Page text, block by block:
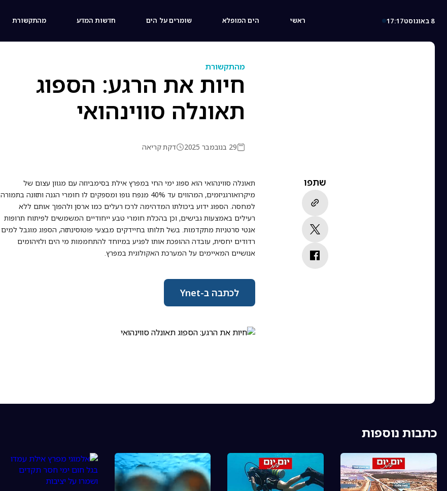
8 באוגוסט 17:17 ראשי הים המופלא שומרים על הים חדשות המדע מהתקשורת
מהתקשורת
חיות את הרגע: הספוג
תאונלה סווינהואי
29 בנובמבר 2025 דקת קריאה
שתפו
תאונלה סווינהואי הוא ספוג ימי החי במפרץ אילת בסימביוזה עם מגוון עצום של
מיקרואורגניזמים, המהווים עד 40% מנפח גופו ומספקים לו חומרי הגנה ותזונה בתמורה
למחסה. הספוג ידוע ביכולתו המדהימה לרכז רעלים כמו ארסן ולהפוך אותם ללא
רעילים באמצעות גבישים, וכן בהכלת חומרי טבע ייחודיים המשמשים לפיתוח תרופות
אנטי סרטניות מתקדמות. בשל תלותו בחיידקים מבצעי פוטוסינתזה, הספוג מוגבל למים
רדודים יחסית, עובדה ההופכת אותו לפגיע במיוחד להתחממות מי הים ולזיהומים
אנושיים המאיימים על המערכת האקולוגית במפרץ.
לכתבה ב-Ynet
כתבות נוספות